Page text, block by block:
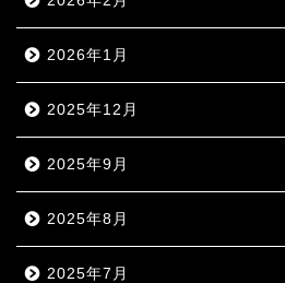
2026年1月
2025年12月
2025年9月
2025年8月
2025年7月